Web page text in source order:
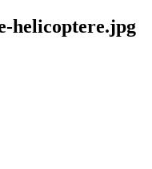
helicoptere.jpg